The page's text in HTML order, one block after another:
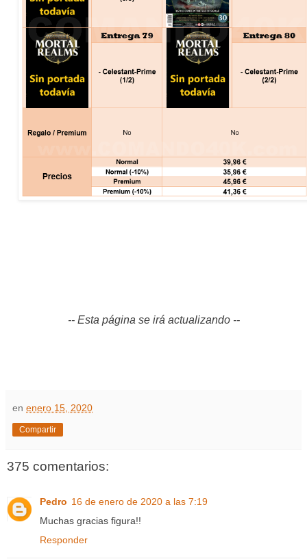
-- Esta página se irá actualizando --
en enero 15, 2020
Compartir
375 comentarios:
Pedro 16 de enero de 2020 a las 7:19
Muchas gracias figura!!
Responder